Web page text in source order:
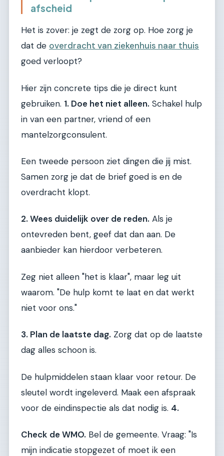
afscheid
Het is zover: je zegt de zorg op. Hoe zorg je
dat de overdracht van ziekenhuis naar thuis
goed verloopt?
Hier zijn concrete tips die je direct kunt
gebruiken. 1. Doe het niet alleen. Schakel hulp
in van een partner, vriend of een
mantelzorgconsulent.
Een tweede persoon ziet dingen die jij mist.
Samen zorg je dat de brief goed is en de
overdracht klopt.
2. Wees duidelijk over de reden. Als je
ontevreden bent, geef dat dan aan. De
aanbieder kan hierdoor verbeteren.
Zeg niet alleen "het is klaar", maar leg uit
waarom. "De hulp komt te laat en dat werkt
niet voor ons."
3. Plan de laatste dag. Zorg dat op de laatste
dag alles schoon is.
De hulpmiddelen staan klaar voor retour. De
sleutel wordt ingeleverd. Maak een afspraak
voor de eindinspectie als dat nodig is. 4.
Check de WMO. Bel de gemeente. Vraag: "Is
mijn indicatie stopgezet of moet ik een